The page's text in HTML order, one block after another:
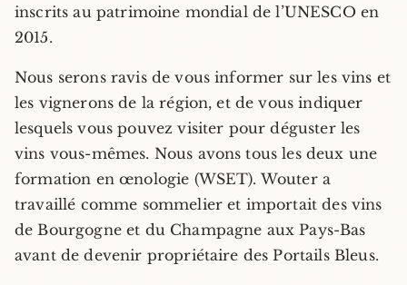
inscrits au patrimoine mondial de l’UNESCO en
2015.
Nous serons ravis de vous informer sur les vins et
les vignerons de la région, et de vous indiquer
lesquels vous pouvez visiter pour déguster les
vins vous-mêmes. Nous avons tous les deux une
formation en œnologie (WSET). Wouter a
travaillé comme sommelier et importait des vins
de Bourgogne et du Champagne aux Pays-Bas
avant de devenir propriétaire des Portails Bleus.